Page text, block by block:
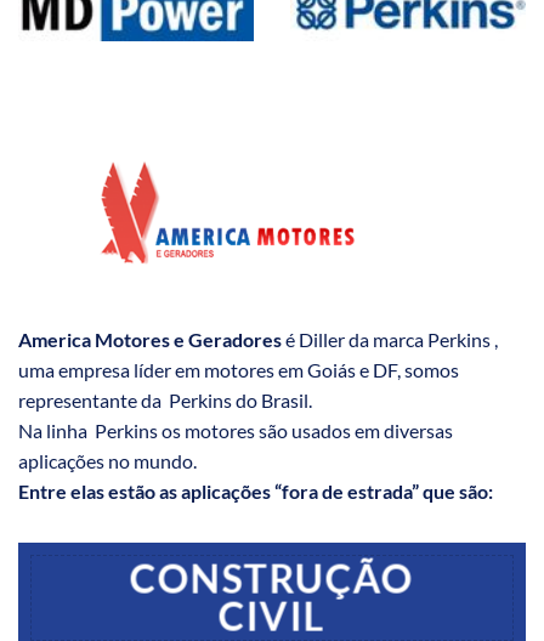
America Motores e Geradoresé Diller da marca Perkins ,
uma empresa líder em motores em Goiás e DF, somos
representante da Perkins do Brasil.
Na linha Perkins os motores são usados em diversas
aplicações no mundo.
Entre elas estão as aplicações “fora de estrada” que são:
CONSTRUÇÃO
CIVIL